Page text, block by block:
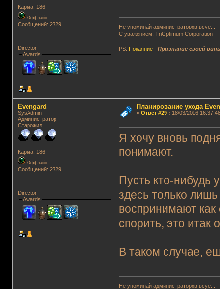
Карма: 186
Оффлайн
Сообщений: 2729
Director
Awards
Не упоминай администраторов всуе...
С уважением, TriOptimum Corporation
PS: Покаяние -Признание своей
Evengard
SysAdmin
Администратор
Старожил
Карма: 186
Оффлайн
Сообщений: 2729
Director
Awards
Планирование ухода
« Ответ #29: 18/03/2016
Я хочу вновь
понимают.
Пусть кто-нибудь
здесь только
воспринимают как
спорить, это итак
В таком случае,
Не упоминай администраторов всуе...